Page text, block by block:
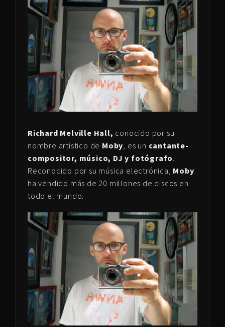
Richard Melville Hall, conocido por su
nombre artístico de Moby, es un cantante-
compositor, músico, DJ y fotógrafo.
Reconocido por su música electrónica, Moby
ha vendido más de 20 millones de discos en
todo el mundo.